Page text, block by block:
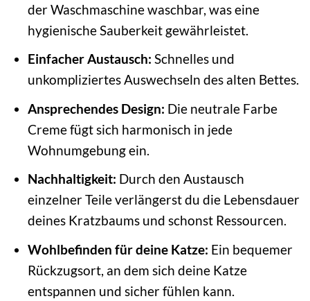
der Waschmaschine waschbar, was eine
hygienische Sauberkeit gewährleistet.
Einfacher Austausch: Schnelles und
unkompliziertes Auswechseln des alten Bettes.
Ansprechendes Design: Die neutrale Farbe
Creme fügt sich harmonisch in jede
Wohnumgebung ein.
Nachhaltigkeit: Durch den Austausch
einzelner Teile verlängerst du die Lebensdauer
deines Kratzbaums und schonst Ressourcen.
Wohlbefinden für deine Katze: Ein bequemer
Rückzugsort, an dem sich deine Katze
entspannen und sicher fühlen kann.